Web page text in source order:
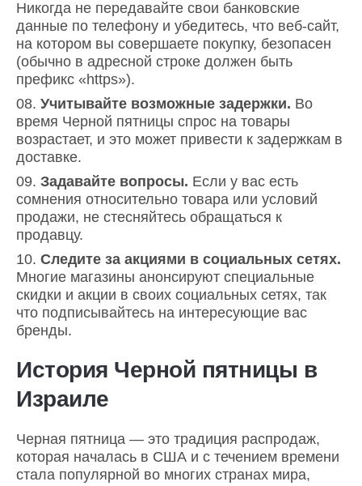
Никогда не передавайте свои банковские
данные по телефону и убедитесь, что веб-сайт,
на котором вы совершаете покупку, безопасен
(обычно в адресной строке должен быть
префикс «https»).
Учитывайте возможные задержки. Во
время Черной пятницы спрос на товары
возрастает, и это может привести к задержкам в
доставке.
Задавайте вопросы. Если у вас есть
сомнения относительно товара или условий
продажи, не стесняйтесь обращаться к
продавцу.
Следите за акциями в социальных сетях.
Многие магазины анонсируют специальные
скидки и акции в своих социальных сетях, так
что подписывайтесь на интересующие вас
бренды.
История Черной пятницы в
Израиле
Черная пятница — это традиция распродаж,
которая началась в США и с течением времени
стала популярной во многих странах мира,